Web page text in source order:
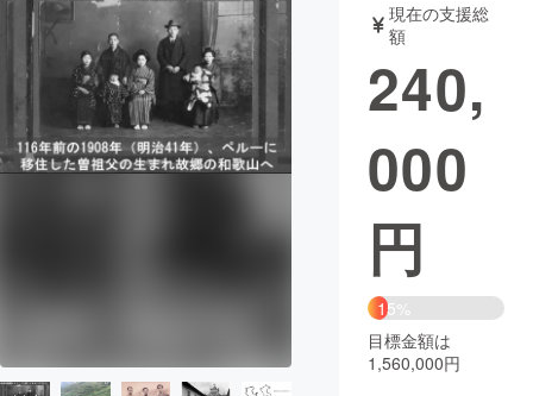
テクノロジー・ガジェット
映像・映画 書籍・雑誌
ビジネス・起業 チャレンジ
CAMPFIRE Creation
コミュニティ
現在の支援総
額
240,
000
円
15%
目標金額は
1,560,000円